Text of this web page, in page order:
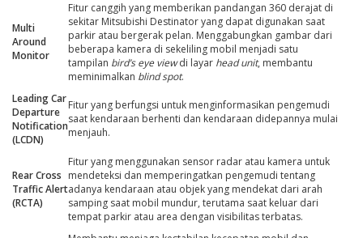
Multi
Around
Monitor
Fitur canggih yang memberikan pandangan 360 derajat di
sekitar Mitsubishi Destinator yang dapat digunakan saat
parkir atau bergerak pelan. Menggabungkan gambar dari
beberapa kamera di sekeliling mobil menjadi satu
tampilan bird’s eye viewdi layar head unit, membantu
meminimalkan blind spot.
Leading Car
Departure
Notification
(LCDN)
Fitur yang berfungsi untuk menginformasikan pengemudi
saat kendaraan berhenti dan kendaraan didepannya mulai
menjauh.
Rear Cross
Traffic Alert
(RCTA)
Fitur yang menggunakan sensor radar atau kamera untuk
mendeteksi dan memperingatkan pengemudi tentang
adanya kendaraan atau objek yang mendekat dari arah
samping saat mobil mundur, terutama saat keluar dari
tempat parkir atau area dengan visibilitas terbatas.